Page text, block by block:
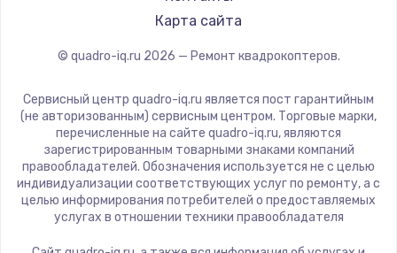
Карта сайта
© quadro-iq.ru 2026 — Ремонт квадрокоптеров.
Сервисный центр quadro-iq.ru является пост гарантийным
(не авторизованным) сервисным центром. Торговые марки,
перечисленные на сайте quadro-iq.ru, являются
зарегистрированным товарными знаками компаний
правообладателей. Обозначения используется не с целью
индивидуализации соответствующих услуг по ремонту, а с
целью информирования потребителей о предоставляемых
услугах в отношении техники правообладателя